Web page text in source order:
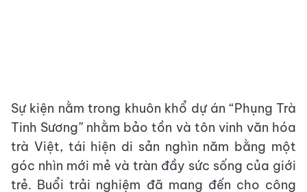
Sự kiện nằm trong khuôn khổ dự án “Phụng Trà
Tinh Sương” nhằm bảo tồn và tôn vinh văn hóa
trà Việt, tái hiện di sản nghìn năm bằng một
góc nhìn mới mẻ và tràn đầy sức sống của giới
trẻ. Buổi trải nghiệm đã mang đến cho công